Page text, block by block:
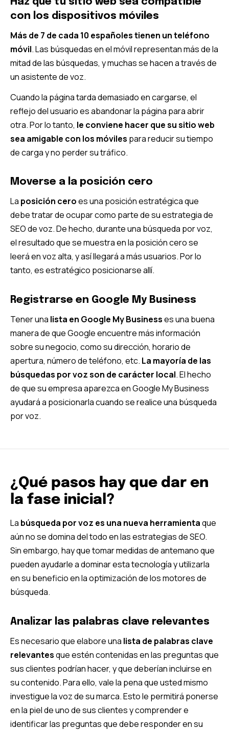
con los dispositivos móviles
Más de 7 de cada 10 españoles tienen un teléfono
móvil. Las búsquedas en el móvil representan más de la
mitad de las búsquedas, y muchas se hacen a través de
un asistente de voz.
Cuando la página tarda demasiado en cargarse, el
reflejo del usuario es abandonar la página para abrir
otra. Por lo tanto, le conviene hacer que su sitio web
sea amigable con los móviles para reducir su tiempo
de carga y no perder su tráfico.
Moverse a la posición cero
La posición ceroes una posición estratégica que
debe tratar de ocupar como parte de su estrategia de
SEO de voz. De hecho, durante una búsqueda por voz,
el resultado que se muestra en la posición cero se
leerá en voz alta, y así llegará a más usuarios. Por lo
tanto, es estratégico posicionarse allí.
Registrarse en Google My Business
Tener una lista en Google My Businesses una buena
manera de que Google encuentre más información
sobre su negocio, como su dirección, horario de
apertura, número de teléfono, etc. La mayoría de las
búsquedas por voz son de carácter local. El hecho
de que su empresa aparezca en Google My Business
ayudará a posicionarla cuando se realice una búsqueda
por voz.
¿Qué pasos hay que dar en
la fase inicial?
La búsqueda por voz es una nueva herramientaque
aún no se domina del todo en las estrategias de SEO.
Sin embargo, hay que tomar medidas de antemano que
pueden ayudarle a dominar esta tecnología y utilizarla
en su beneficio en la optimización de los motores de
búsqueda.
Analizar las palabras clave relevantes
Es necesario que elabore una lista de palabras clave
relevantesque estén contenidas en las preguntas que
sus clientes podrían hacer, y que deberían incluirse en
su contenido. Para ello, vale la pena que usted mismo
investigue la voz de su marca. Esto le permitirá ponerse
en la piel de uno de sus clientes y comprender e
identificar las preguntas que debe responder en su